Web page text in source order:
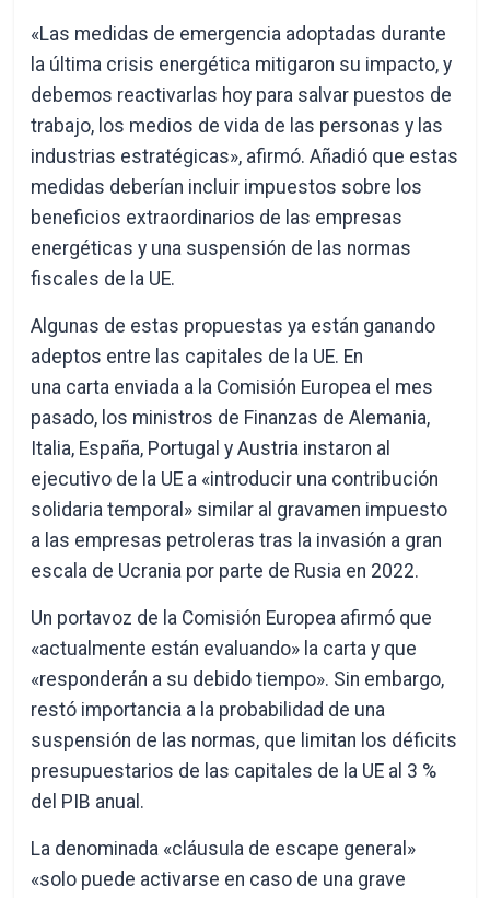
«Las medidas de emergencia adoptadas durante
la última crisis energética mitigaron su impacto, y
debemos reactivarlas hoy para salvar puestos de
trabajo, los medios de vida de las personas y las
industrias estratégicas», afirmó. Añadió que estas
medidas deberían incluir impuestos sobre los
beneficios extraordinarios de las empresas
energéticas y una suspensión de las normas
fiscales de la UE.
Algunas de estas propuestas ya están ganando
adeptos entre las capitales de la UE. En
una carta enviada a la Comisión Europea el mes
pasado, los ministros de Finanzas de Alemania,
Italia, España, Portugal y Austria instaron al
ejecutivo de la UE a «introducir una contribución
solidaria temporal» similar al gravamen impuesto
a las empresas petroleras tras la invasión a gran
escala de Ucrania por parte de Rusia en 2022.
Un portavoz de la Comisión Europea afirmó que
«actualmente están evaluando» la carta y que
«responderán a su debido tiempo». Sin embargo,
restó importancia a la probabilidad de una
suspensión de las normas, que limitan los déficits
presupuestarios de las capitales de la UE al 3 %
del PIB anual.
La denominada «cláusula de escape general»
«solo puede activarse en caso de una grave